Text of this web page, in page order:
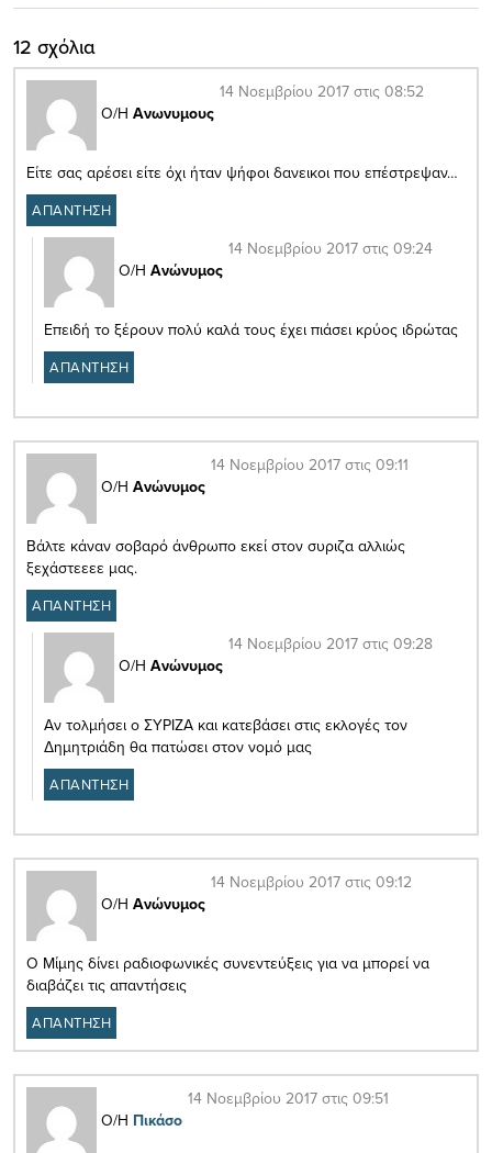
12 σχόλια
Ο/Η Ανωνυμους
14 Νοεμβρίου 2017 στις 08:52
Είτε σας αρέσει είτε όχι ήταν ψήφοι δανεικοι που επέστρεψαν…
ΑΠΑΝΤΗΣΗ
Ο/Η Ανώνυμος
14 Νοεμβρίου 2017 στις 09:24
Επειδή το ξέρουν πολύ καλά τους έχει πιάσει κρύος ιδρώτας
ΑΠΑΝΤΗΣΗ
Ο/Η Ανώνυμος
14 Νοεμβρίου 2017 στις 09:11
Βάλτε κάναν σοβαρό άνθρωπο εκεί στον συριζα αλλιώς
ξεχάστεεεε μας.
ΑΠΑΝΤΗΣΗ
Ο/Η Ανώνυμος
14 Νοεμβρίου 2017 στις 09:28
Αν τολμήσει ο ΣΥΡΙΖΑ και κατεβάσει στις εκλογές τον
Δημητριάδη θα πατώσει στον νομό μας
ΑΠΑΝΤΗΣΗ
Ο/Η Ανώνυμος
14 Νοεμβρίου 2017 στις 09:12
Ο Μίμης δίνει ραδιοφωνικές συνεντεύξεις για να μπορεί να
διαβάζει τις απαντήσεις
ΑΠΑΝΤΗΣΗ
Ο/Η Πικάσο
14 Νοεμβρίου 2017 στις 09:51